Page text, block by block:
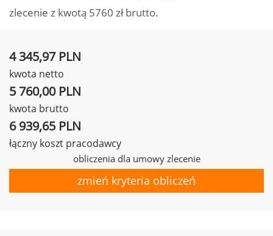
zlecenie z kwotą 5760 zł brutto.
4 345,97 PLN
kwota netto
5 760,00 PLN
kwota brutto
6 939,65 PLN
łączny koszt pracodawcy
obliczenia dla umowy zlecenie
zmień kryteria obliczeń